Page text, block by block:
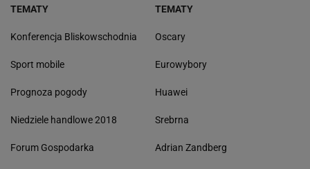
TEMATY
Konferencja Bliskowschodnia
Sport mobile
Prognoza pogody
Niedziele handlowe 2018
Forum Gospodarka
TEMATY
Oscary
Eurowybory
Huawei
Srebrna
Adrian Zandberg